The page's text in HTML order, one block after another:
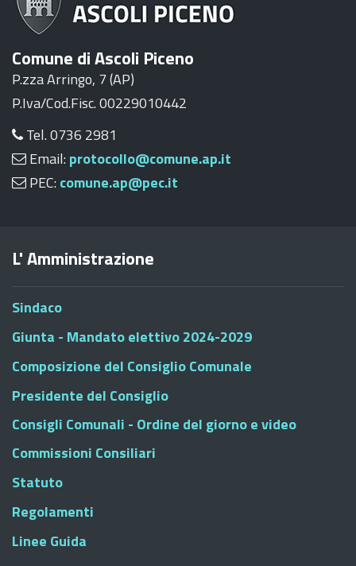
Comune di Ascoli Piceno
P.zza Arringo, 7 (AP)
P.Iva/Cod.Fisc. 00229010442
Tel. 0736 2981
Email: protocollo@comune.ap.it
PEC: comune.ap@pec.it
L' Amministrazione
Sindaco
Giunta - Mandato elettivo 2024-2029
Composizione del Consiglio Comunale
Presidente del Consiglio
Consigli Comunali - Ordine del giorno e video
Commissioni Consiliari
Statuto
Regolamenti
Linee Guida